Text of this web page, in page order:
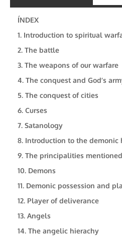
ÍNDEX
1. Introduction to spiritual
2. The battle
3. The weapons of our warfare
4. The conquest and God’s
5. The conquest of cities
6. Curses
7. Satanology
8. Introduction to the demonic
9. The principalities
10. Demons
11. Demonic possession and
12. Player of deliverance
13. Angels
14. The angelic hierachy